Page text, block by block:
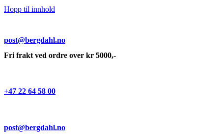
Hopp til innhold
post@bergdahl.no
Fri frakt ved ordre over kr 5000,-
+47 22 64 58 00
post@bergdahl.no